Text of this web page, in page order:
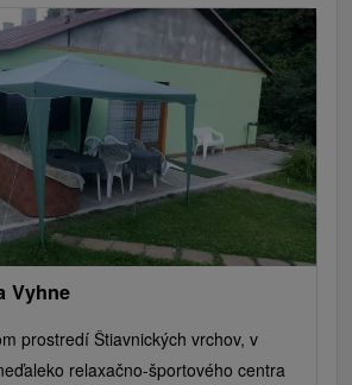
Vyhne
prostredí Štiavnických vrchov, v
relaxačno-športového centra